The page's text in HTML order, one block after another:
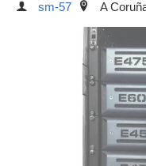
sm-57 A